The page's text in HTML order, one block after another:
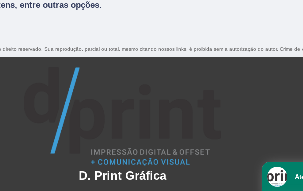
entre outras opções.
direito reservado. Sua reprodução, parcial ou total, mesmo citando nossos links, é proibida sem a autorização do autor. Crime
D. Print Gráfica